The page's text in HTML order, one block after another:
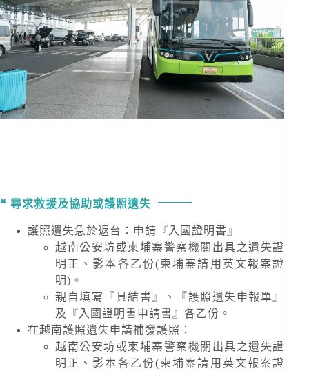
尋求救援及協助或護照遺失
護照遺失急於返台：申請『入國證明書』
越南公安坊或柬埔寨警察機關出具之遺失證
明正、影本各乙份(柬埔寨請用英文報案證
明)。
親自填寫『具結書』、『護照遺失申報單』
及『入國證明書申請書』各乙份。
在越南護照遺失申請補發護照：
越南公安坊或柬埔寨警察機關出具之遺失證
明正、影本各乙份(柬埔寨請用英文報案證